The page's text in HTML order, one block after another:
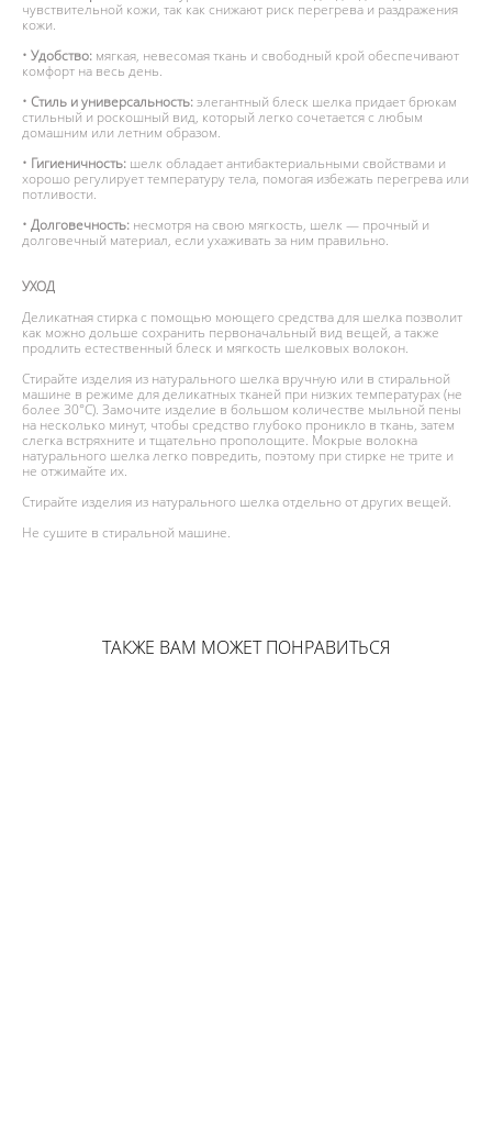
чувствительной кожи, так как снижают риск перегрева и раздражения
кожи.
• Удобство: мягкая, невесомая ткань и свободный крой обеспечивают
комфорт на весь день.
• Стиль и универсальность:элегантный блеск шелка придает брюкам
стильный и роскошный вид, который легко сочетается с любым
домашним или летним образом.
• Гигиеничность: шелк обладает антибактериальными свойствами и
хорошо регулирует температуру тела, помогая избежать перегрева или
потливости.
• Долговечность: несмотря на свою мягкость, шелк — прочный и
долговечный материал, если ухаживать за ним правильно.
УХОД
Деликатная стирка с помощью моющего средства для шелка позволит
как можно дольше сохранить первоначальный вид вещей, а также
продлить естественный блеск и мягкость шелковых волокон.
Стирайте изделия из натурального шелка вручную или в стиральной
машине в режиме для деликатных тканей при низких температурах (не
более 30°С). Замочите изделие в большом количестве мыльной пены
на несколько минут, чтобы средство глубоко проникло в ткань, затем
слегка встряхните и тщательно прополощите. Мокрые волокна
натурального шелка легко повредить, поэтому при стирке не трите и
не отжимайте их.
Стирайте изделия из натурального шелка отдельно от других вещей.
Не сушите в стиральной машине.
ТАКЖЕ ВАМ МОЖЕТ ПОНРАВИТЬСЯ